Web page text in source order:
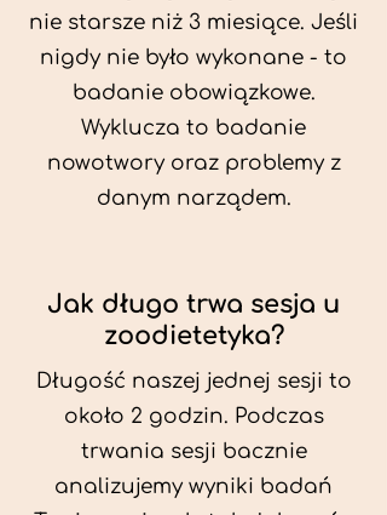
nie starsze niż 3 miesiące. Jeśli
nigdy nie było wykonane - to
badanie obowiązkowe.
Wyklucza to badanie
nowotwory oraz problemy z
danym narządem.
Jak długo trwa sesja u
zoodietetyka?
Długość naszej jednej sesji to
około 2 godzin. Podczas
trwania sesji bacznie
analizujemy wyniki badań